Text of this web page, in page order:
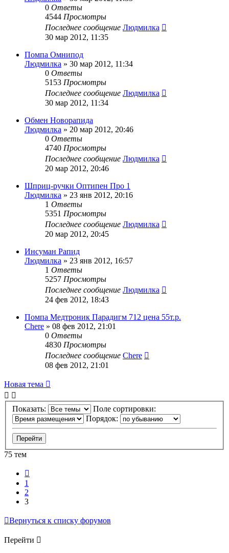
0 Ответы
4544 Просмотры
Последнее сообщение Людмилка
30 мар 2012, 11:35
Помпа Омнипод
Людмилка » 30 мар 2012, 11:34
0 Ответы
5153 Просмотры
Последнее сообщение Людмилка
30 мар 2012, 11:34
Обмен Новорапида
Людмилка » 20 мар 2012, 20:46
0 Ответы
4740 Просмотры
Последнее сообщение Людмилка
20 мар 2012, 20:46
Шприц-ручки Оптипен Про 1
Людмилка » 23 янв 2012, 20:16
1 Ответы
5351 Просмотры
Последнее сообщение Людмилка
20 мар 2012, 20:45
Инсуман Рапид
Людмилка » 23 янв 2012, 16:57
1 Ответы
5257 Просмотры
Последнее сообщение Людмилка
24 фев 2012, 18:43
Помпа Медтроник Парадигм 712 цена 55т.р.
Chere » 08 фев 2012, 21:01
0 Ответы
4830 Просмотры
Последнее сообщение Chere
08 фев 2012, 21:01
Новая тема
Показать:
Поле сортировки:
Порядок:
75 тем
1
2
3
Вернуться к списку форумов
Перейти